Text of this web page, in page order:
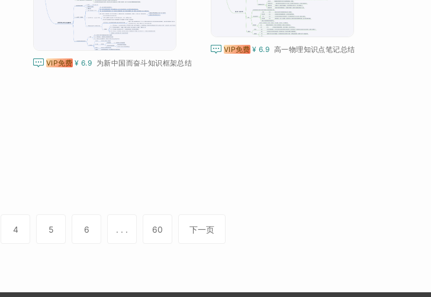
 VIP免费 ¥ 6.9 高一物理知识点笔记总结
 VIP免费 ¥ 6.9 为新中国而奋斗知识框架总结
4 5 6 . . . 60 下一页